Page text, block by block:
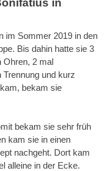
in
im Sommer 2019 in den
Bis dahin hatte sie 3
Ohren, 2 mal
Trennung und kurz
bekam sie
bekam sie sehr früh
kam sie in einen
nachgeht. Dort kam
alleine in der Ecke.